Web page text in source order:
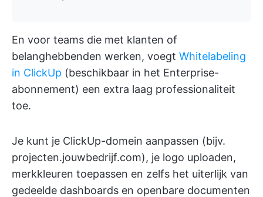
En voor teams die met klanten of
belanghebbenden werken, voegt Whitelabeling
in ClickUp (beschikbaar in het Enterprise-
abonnement) een extra laag professionaliteit
toe.
Je kunt je ClickUp-domein aanpassen (bijv.
projecten.jouwbedrijf.com), je logo uploaden,
merkkleuren toepassen en zelfs het uiterlijk van
gedeelde dashboards en openbare documenten